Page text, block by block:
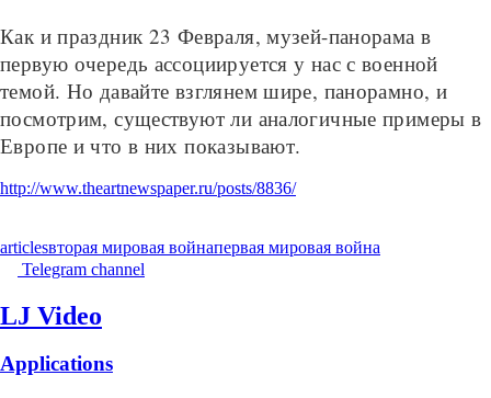
Как и праздник 23 Февраля, музей-панорама в
первую очередь ассоциируется у нас с военной
темой. Но давайте взглянем шире, панорамно, и
посмотрим, существуют ли аналогичные примеры в
Европе и что в них показывают.
http://www.theartnewspaper.ru/posts/8836/
articlesвторая мировая войнапервая мировая война
Telegram channel
LJ Video
Applications